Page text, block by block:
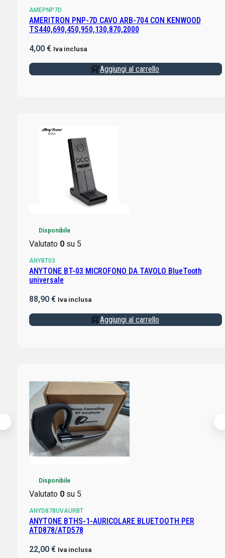
AMEPNP7D
AMERITRON PNP-7D CAVO ARB-704 CON KENWOOD
TS440,690,450,950,130,870,2000
4,00 € Iva inclusa
Aggiungi al carrello
Disponibile
Valutato 0su 5
ANYBT03
ANYTONE BT-03 MICROFONO DA TAVOLO BlueTooth
universale
88,90 € Iva inclusa
Aggiungi al carrello
Disponibile
Valutato 0su 5
ANYD878UVAURBT
ANYTONE BTHS-1-AURICOLARE BLUETOOTH PER
ATD878/ATD578
22,00 € Iva inclusa